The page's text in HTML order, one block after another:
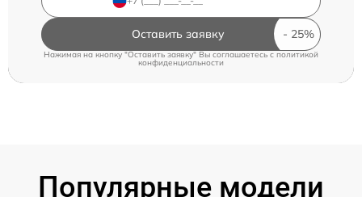
Оставить заявку
Нажимая на кнопку "Оставить заявку" Вы соглашаетесь cполитикой
конфиденциальности
Популярные модели